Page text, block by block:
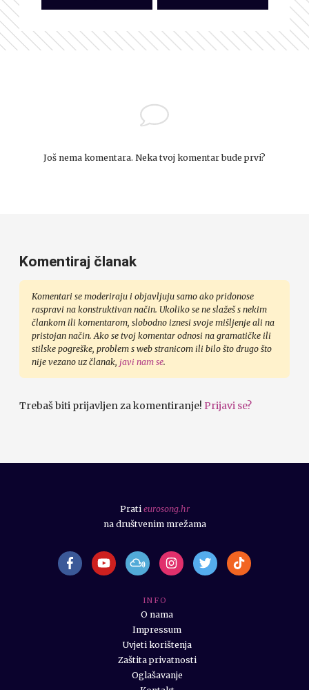
Još nema komentara. Neka tvoj komentar bude prvi?
Komentiraj članak
Komentari se moderiraju i objavljuju samo ako pridonose
raspravi na konstruktivan način. Ukoliko se ne slažeš s nekim
člankom ili komentarom, slobodno iznesi svoje mišljenje ali na
pristojan način. Ako se tvoj komentar odnosi na gramatičke ili
stilske pogreške, problem s web stranicom ili bilo što drugo što
nije vezano uz članak, javi nam se.
Trebaš biti prijavljen za komentiranje! Prijavi se?
I N F O
O nama
Impressum
Uvjeti korištenja
Zaštita privatnosti
Oglašavanje
Prati eurosong.hr
na društvenim mrežama